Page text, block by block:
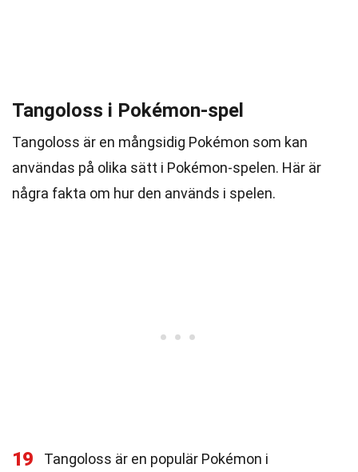
Tangoloss i Pokémon-spel
Tangoloss är en mångsidig Pokémon som kan
användas på olika sätt i Pokémon-spelen. Här är
några fakta om hur den används i spelen.
19 Tangoloss är en populär Pokémon i